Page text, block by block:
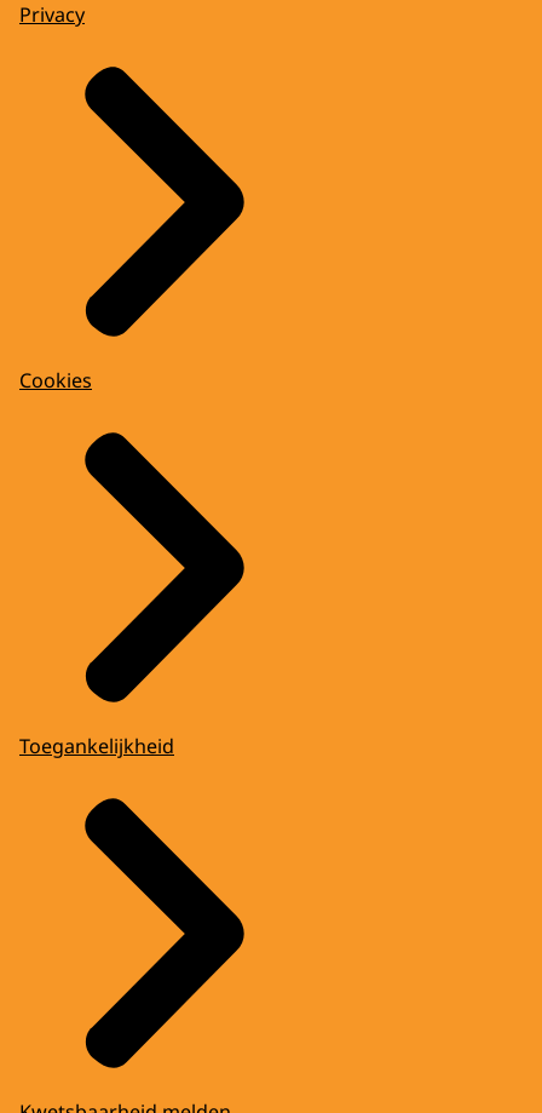
Privacy
Cookies
Toegankelijkheid